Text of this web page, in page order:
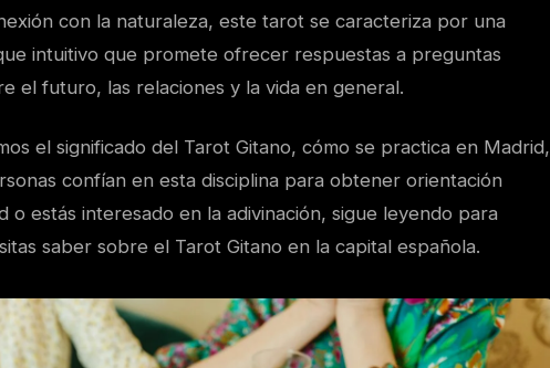
con la naturaleza, este tarot se caracteriza por una
intuitivo que promete ofrecer respuestas a preguntas
el futuro, las relaciones y la vida en general.
el significado del Tarot Gitano, cómo se practica en Madrid,
confían en esta disciplina para obtener orientación
o estás interesado en la adivinación, sigue leyendo para
saber sobre el Tarot Gitano en la capital española.